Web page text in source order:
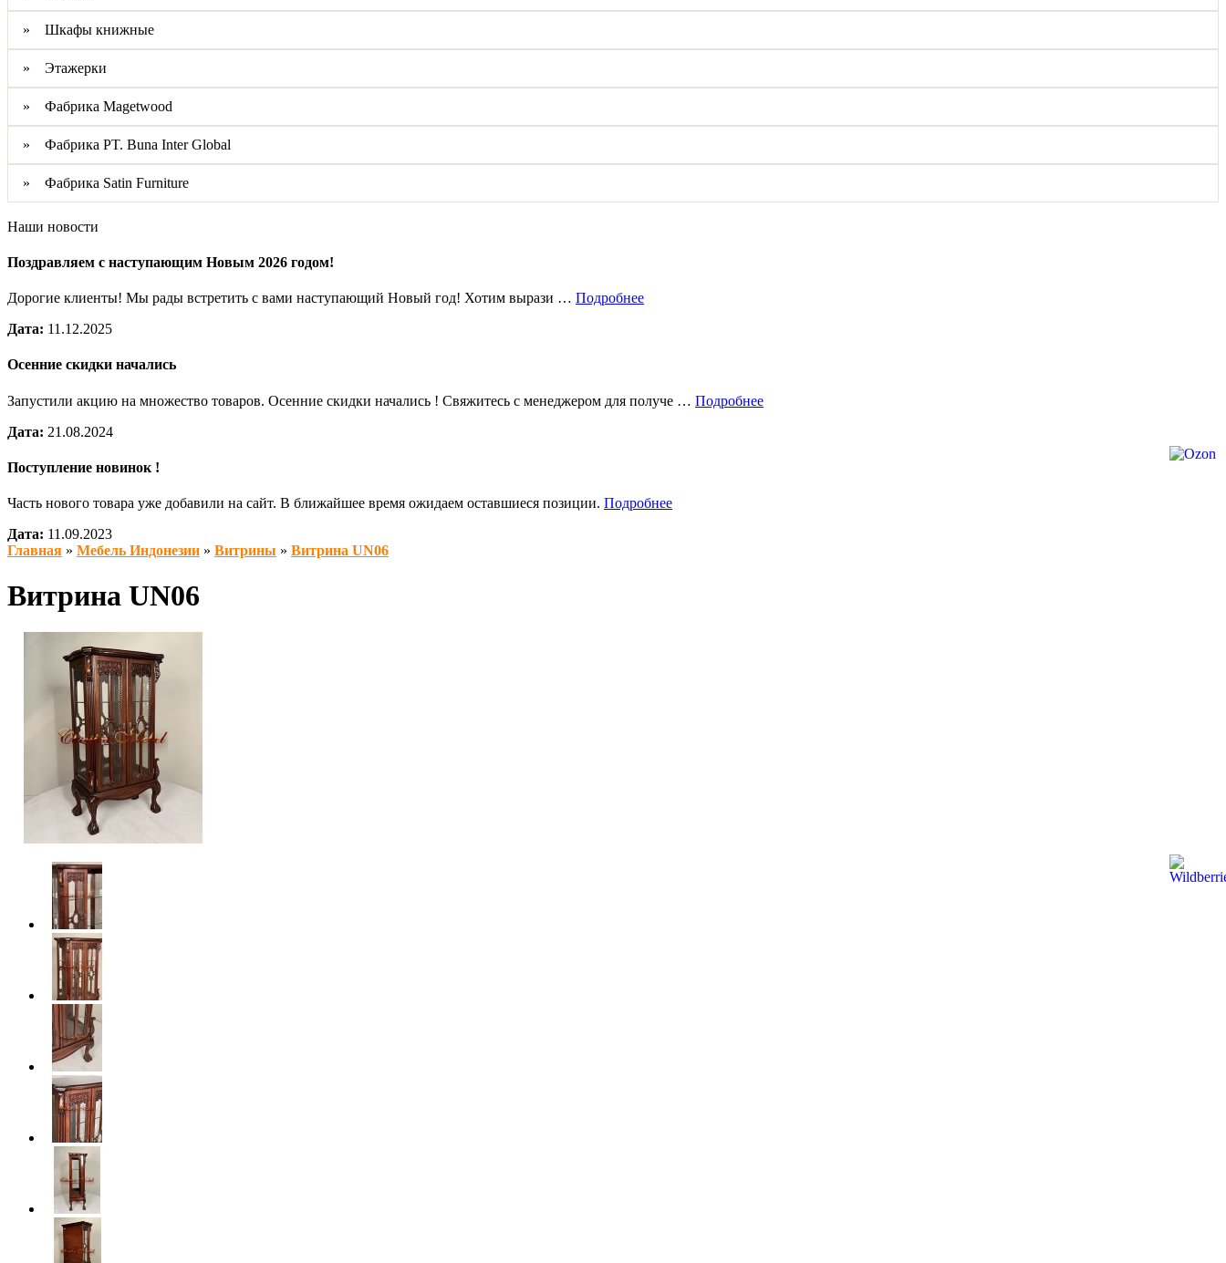
» Шкафы книжные
» Этажерки
» Фабрика Magetwood
» Фабрика PT. Buna Inter Global
» Фабрика Satin Furniture
Наши новости
Поздравляем с наступающим Новым 2026 годом!
Дорогие клиенты! Мы рады встретить с вами наступающий Новый год! Хотим вырази … Подробнее
Дата: 11.12.2025
Осенние скидки начались
Запустили акцию на множество товаров. Осенние скидки начались ! Свяжитесь с менеджером для получе … Подробнее
Дата: 21.08.2024
Поступление новинок !
Часть нового товара уже добавили на сайт. В ближайшее время ожидаем оставшиеся позиции. Подробнее
Дата: 11.09.2023
Главная » Мебель Индонезии » Витрины » Витрина UN06
Витрина UN06